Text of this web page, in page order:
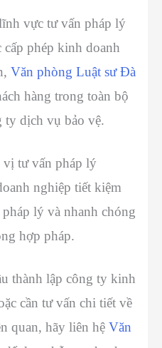
vực tư vấn pháp lý
phép kinh doanh
Văn phòng Luật sư Đà
hàng trong toàn bộ
ty dịch vụ bảo vệ.
vị tư vấn pháp lý
nghiệp tiết kiệm
lý và nhanh chóng
hợp pháp.
thành lập công ty kinh
cần tư vấn chi tiết về
quan, hãy liên hệ Văn